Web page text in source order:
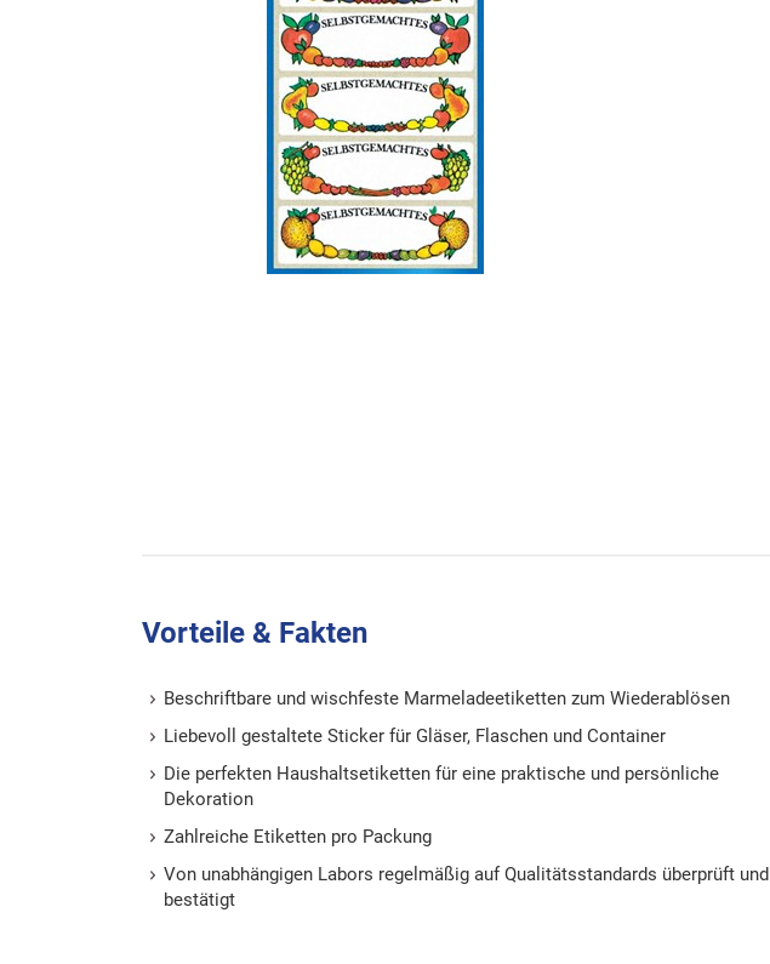
Vorteile & Fakten
Beschriftbare und wischfeste Marmeladeetiketten zum Wiederablösen
Liebevoll gestaltete Sticker für Gläser, Flaschen und Container
Die perfekten Haushaltsetiketten für eine praktische und persönliche
Dekoration
Zahlreiche Etiketten pro Packung
Von unabhängigen Labors regelmäßig auf Qualitätsstandards überprüft und
bestätigt